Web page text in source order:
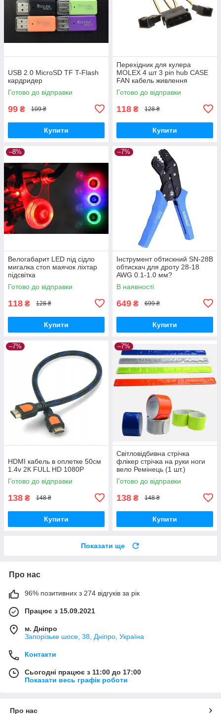
USB 2.0 MicroSD TF T-Flash
кардридер
Готово до відправки
99 ₴ 109 ₴
Купити
Перехідник для кулера
MOLEX 4 шт 3 pin hub CASE
FAN кабель живлення
Готово до відправки
118 ₴ 128 ₴
Купити
–8%
Велогабарит LED під сідло
мигалка стоп маячок ліхтар
підсвітка
Готово до відправки
118 ₴ 128 ₴
Купити
–7%
Інструмент обтискний SN-28B
обтискач для дроту 28-18
AWG 0.1-1.0 мм?
В наявності
649 ₴ 699 ₴
Купити
–7%
HDMI кабель в оплетке 50см
1.4v 2К FULL HD 1080P
Готово до відправки
138 ₴ 148 ₴
Купити
–7%
Світловідбивна стрічка
флікер стрічка на руки ноги
вело Ремінець (1 шт.)
Готово до відправки
138 ₴ 148 ₴
Купити
Показати ще
Про нас
96% позитивних з 274 відгуків за рік
Працює з 15.09.2021
м. Дніпро
Запорізьке шосе, 38, Дніпро, Україна
Контакти
Сьогодні працює з 11:00 до 17:00
Показати весь графік роботи
Про нас